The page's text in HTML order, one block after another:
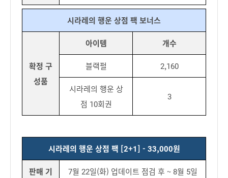
시라레의 행운 상점 팩 보너스
확정 구
성품
아이템 개수
블랙펄 2,160
시라레의 행운 상
점 10회권
3
시라레의 행운 상점 팩 [2+1] - 33,000원
판매 기
7월 22일(화) 업데이트 점검 후 ~ 8월 5일